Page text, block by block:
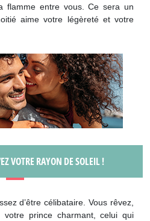
flamme entre vous. Ce sera un
aime votre légèreté et votre
VOTRE RAYON DE SOLEIL !
d’être célibataire. Vous rêvez,
prince charmant, celui qui